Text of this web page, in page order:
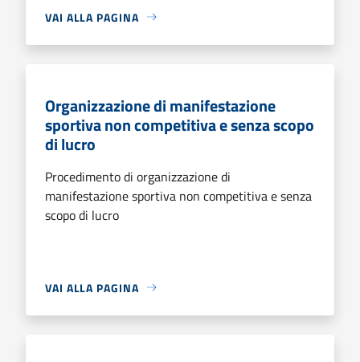
VAI ALLA PAGINA
Organizzazione di manifestazione
sportiva non competitiva e senza scopo
di lucro
Procedimento di organizzazione di
manifestazione sportiva non competitiva e senza
scopo di lucro
VAI ALLA PAGINA